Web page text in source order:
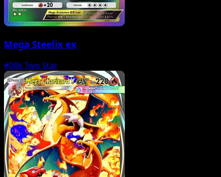
Mega Steelix ex
#086Two Star